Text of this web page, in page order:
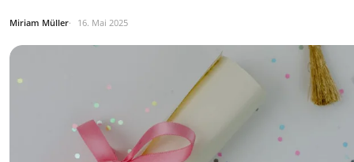
Miriam Müller 16. Mai 2025